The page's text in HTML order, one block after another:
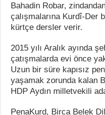
Bahadin Robar,
çalışmalarına Kurdî-Der
kürtçe dersler verir.
2015 yılı Aralık ayında
çatışmalarda evi önce
Uzun bir süre kapısız
yaşamak zorunda kalan
HDP Aydın milletvekili
PenaKurd, Birca Belek